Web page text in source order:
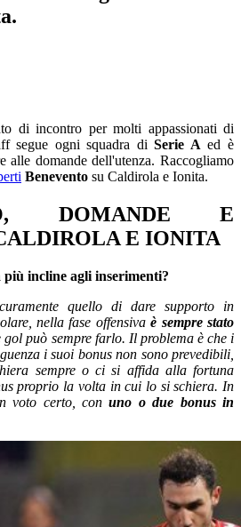
di incontro per molti appassionati di
segue ogni squadra diSerie A ed è
alle domande dell'utenza. Raccogliamo
Benevento su Caldirola e Ionita.
DOMANDE E
E IONITA
incline agli inserimenti?
quello di dare supporto in
nella fase offensivaè sempre stato
può sempre farlo. Il problema è che i
i suoi bonus non sono prevedibili,
sempre o ci si affida alla fortuna
proprio la volta in cui lo si schiera. In
voto certo, conuno o due bonus in